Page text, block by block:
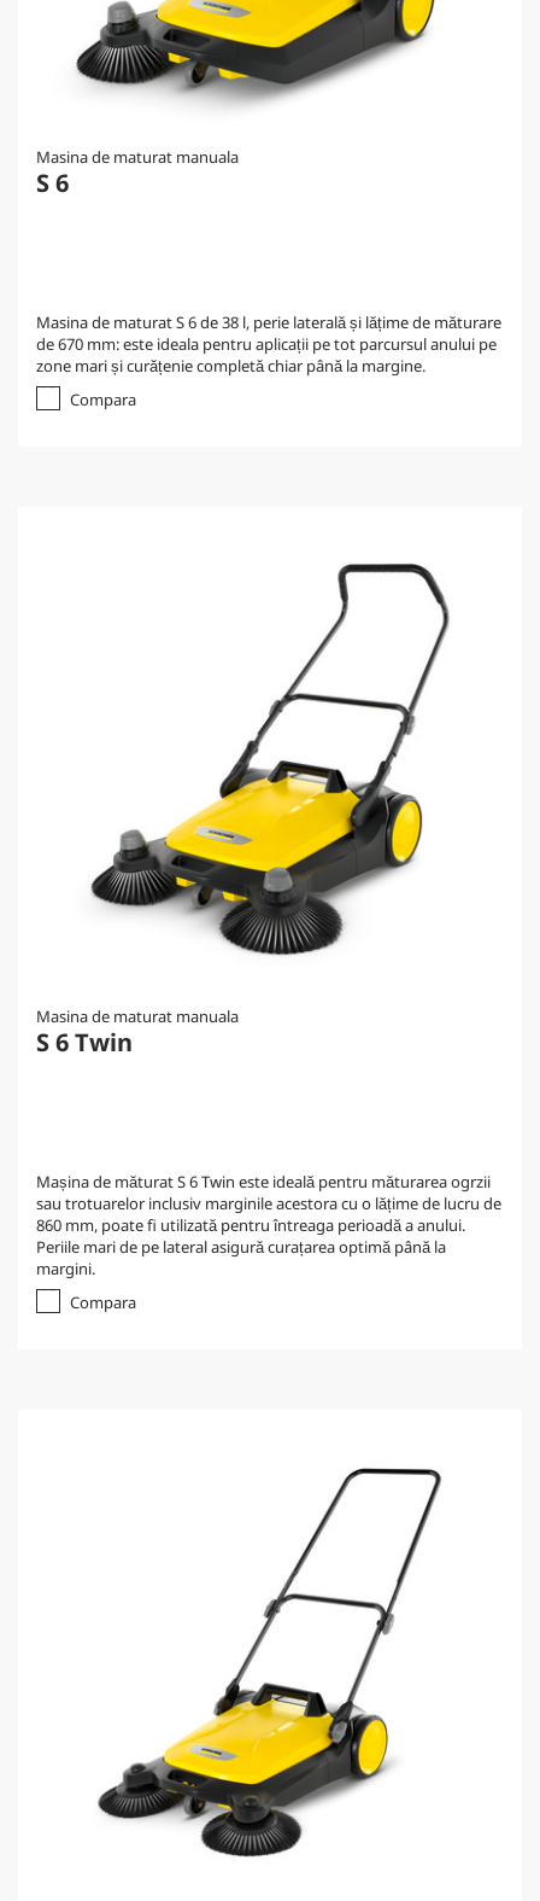
Masina de maturat manuala
S 6
Masina de maturat S 6 de 38 l, perie laterală și lățime de măturare
de 670 mm: este ideala pentru aplicații pe tot parcursul anului pe
zone mari și curățenie completă chiar până la margine.
Compara
Masina de maturat manuala
S 6 Twin
Mașina de măturat S 6 Twin este ideală pentru măturarea ogrzii
sau trotuarelor inclusiv marginile acestora cu o lățime de lucru de
860 mm, poate fi utilizată pentru întreaga perioadă a anului.
Periile mari de pe lateral asigură curațarea optimă până la
margini.
Compara